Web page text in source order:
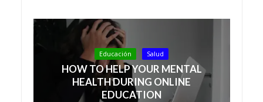
Educación Salud
HOW TO HELP YOUR MENTAL
HEALTH DURING ONLINE
EDUCATION